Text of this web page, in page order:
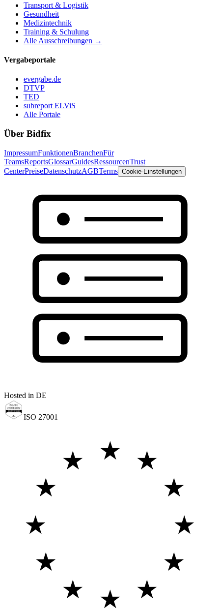
Transport & Logistik
Gesundheit
Medizintechnik
Training & Schulung
Alle Ausschreibungen →
Vergabeportale
evergabe.de
DTVP
TED
subreport ELViS
Alle Portale
Über Bidfix
ImpressumFunktionenBranchenFür
TeamsReportsGlossarGuidesRessourcenTrust
CenterPreiseDatenschutzAGBTerms Cookie-Einstellungen
Hosted in DE
ISO 27001
★ ★
★
★
★
★
★
★
★
★
★
★